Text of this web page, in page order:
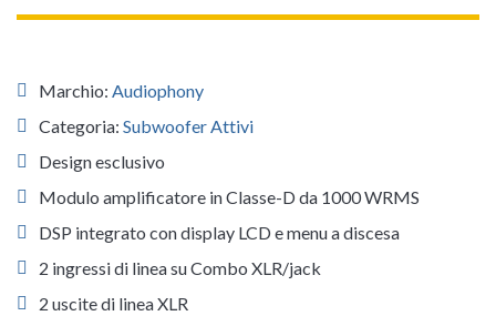
Marchio: Audiophony
Categoria: Subwoofer Attivi
Design esclusivo
Modulo amplificatore in Classe-D da 1000 WRMS
DSP integrato con display LCD e menu a discesa
2 ingressi di linea su Combo XLR/jack
2 uscite di linea XLR